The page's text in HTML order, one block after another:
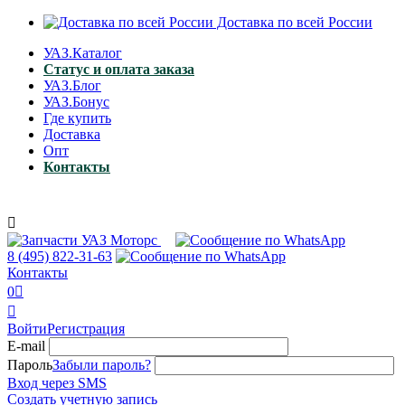
Доставка по всей России
УАЗ.Каталог
Статус и оплата заказа
УАЗ.Блог
УАЗ.Бонус
Где купить
Доставка
Опт
Контакты

8 (495) 822-31-63
Контакты
0

ВойтиРегистрация
E-mail
ПарольЗабыли пароль?
Вход через SMS
Создать учетную запись